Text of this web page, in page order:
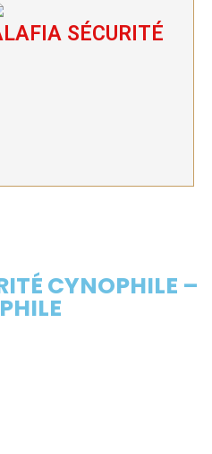
SÉCURITÉ
SÉCURITÉ
CYNOPHILE –